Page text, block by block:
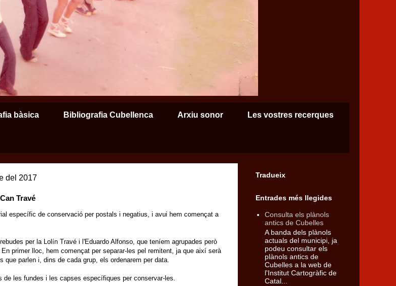
bàsica Bibliografia Cubellenca Arxiu sonor Les vostres recerques
del 2017
Travé
específic de conservació per postals i negatius, i avui hem començat a
per la Lolín Travé i l'Eduardo Alfonso, que teníem agrupades però
primer lloc, hem començat per separar-les pel remitent, ja que així serà
que parlen i, dins de cada grup, els ordenarem per data.
de les fundes i les capses específiques per conservar-les.
Tradueix
Entrades més llegides
Consulta els plànols
antics de Cubelles
A banda dels plànols
actuals del municipi, ja
podeu consultar els
plànols antics de
Cubelles a la web de
l'Institut Cartogràfic de
Catal...